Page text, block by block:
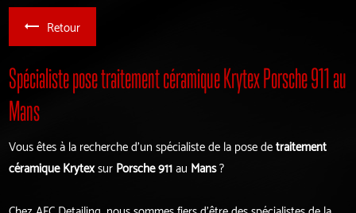
Retour
Spécialiste pose traitement céramique Krytex Porsche 911 au
Mans
Vous êtes à la recherche d'un spécialiste de la pose detraitement
céramique KrytexsurPorsche 911au Mans?